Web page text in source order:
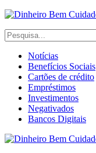
Notícias
Benefícios Sociais
Cartões de crédito
Empréstimos
Investimentos
Negativados
Bancos Digitais